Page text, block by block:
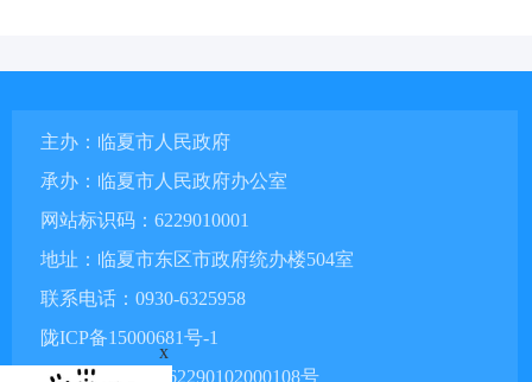
主办：临夏市人民政府
承办：临夏市人民政府办公室
网站标识码：6229010001
地址：临夏市东区市政府统办楼504室
联系电话：0930-6325958
陇ICP备15000681号-1
甘公网安备 62290102000108号
x